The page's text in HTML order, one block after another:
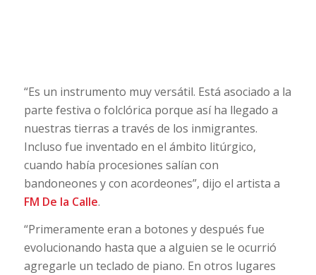
“Es un instrumento muy versátil. Está asociado a la
parte festiva o folclórica porque así ha llegado a
nuestras tierras a través de los inmigrantes.
Incluso fue inventado en el ámbito litúrgico,
cuando había procesiones salían con
bandoneones y con acordeones”, dijo el artista a
FM De la Calle.
“Primeramente eran a botones y después fue
evolucionando hasta que a alguien se le ocurrió
agregarle un teclado de piano. En otros lugares